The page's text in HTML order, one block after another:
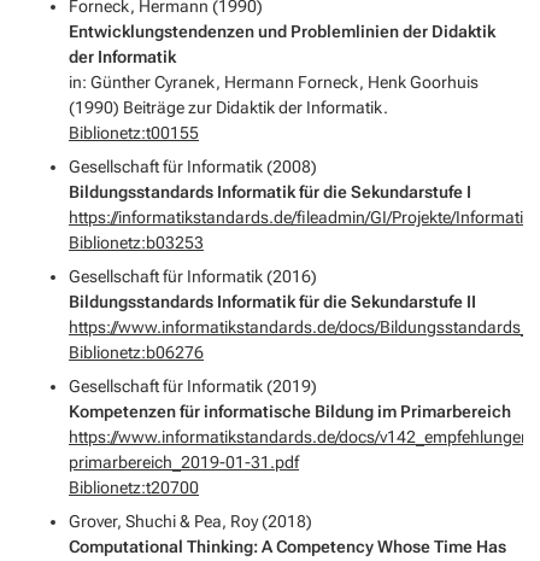
Forneck, Hermann (1990)
Entwicklungstendenzen und Problemlinien der Didaktik
der Informatik
in: Günther Cyranek, Hermann Forneck, Henk Goorhuis
(1990) Beiträge zur Didaktik der Informatik.
Biblionetz:t00155
Gesellschaft für Informatik (2008)
Bildungsstandards Informatik für die Sekundarstufe I
https://informatikstandards.de/fileadmin/GI/Projekte/
Biblionetz:b03253
Gesellschaft für Informatik (2016)
Bildungsstandards Informatik für die Sekundarstufe II
https://www.informatikstandards.de/docs/
Biblionetz:b06276
Gesellschaft für Informatik (2019)
Kompetenzen für informatische Bildung im Primarbereich
https://www.informatikstandards.de/docs/
primarbereich_2019-01-31.pdf
Biblionetz:t20700
Grover, Shuchi & Pea, Roy (2018)
Computational Thinking: A Competency Whose Time Has